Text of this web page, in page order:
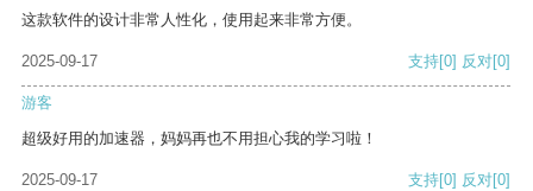
这款软件的设计非常人性化，使用起来非常方便。
2025-09-17 支持[0] 反对[0]
游客
超级好用的加速器，妈妈再也不用担心我的学习啦！
2025-09-17 支持[0] 反对[0]